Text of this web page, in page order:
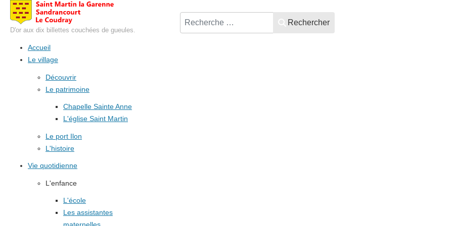
D'or aux dix billettes couchées de gueules.
Rechercher
Accueil
Le village
Découvrir
Le patrimoine
Chapelle Sainte Anne
L'église Saint Martin
Le port Ilon
L'histoire
Vie quotidienne
L'enfance
L'école
Les assistantes